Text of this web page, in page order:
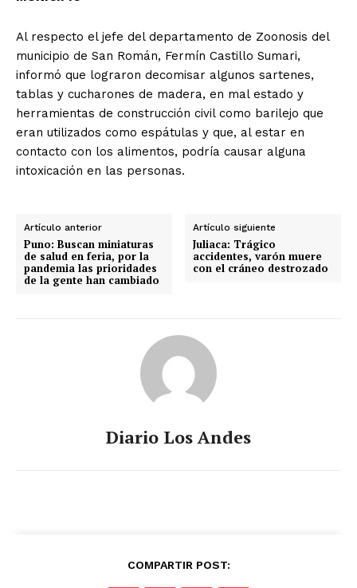
Al respecto el jefe del departamento de Zoonosis del
municipio de San Román, Fermín Castillo Sumari,
informó que lograron decomisar algunos sartenes,
tablas y cucharones de madera, en mal estado y
herramientas de construcción civil como barilejo que
eran utilizados como espátulas y que, al estar en
contacto con los alimentos, podría causar alguna
intoxicación en las personas.
Artículo anterior
Puno: Buscan miniaturas
de salud en feria, por la
pandemia las prioridades
de la gente han cambiado
Artículo siguiente
Juliaca: Trágico
accidentes, varón muere
con el cráneo destrozado
Diario Los Andes
COMPARTIR POST: